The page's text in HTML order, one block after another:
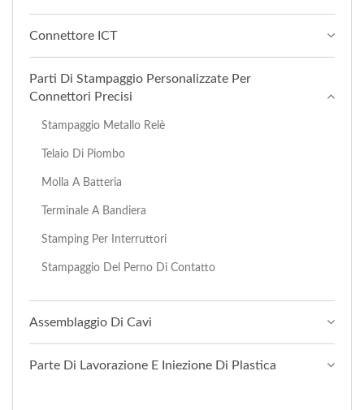
Connettore ICT
Parti Di Stampaggio Personalizzate Per
Connettori Precisi
Stampaggio Metallo Relè
Telaio Di Piombo
Molla A Batteria
Terminale A Bandiera
Stamping Per Interruttori
Stampaggio Del Perno Di Contatto
Assemblaggio Di Cavi
Parte Di Lavorazione E Iniezione Di Plastica